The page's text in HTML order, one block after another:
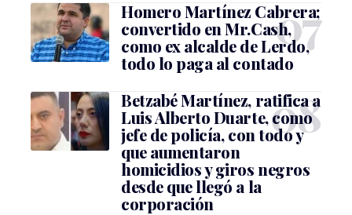
Homero Martínez Cabrera;
convertido en Mr.Cash,
como ex alcalde de Lerdo,
todo lo paga al contado
Betzabé Martínez, ratifica a
Luis Alberto Duarte, como
jefe de policía, con todo y
que aumentaron
homicidios y giros negros
desde que llegó a la
corporación